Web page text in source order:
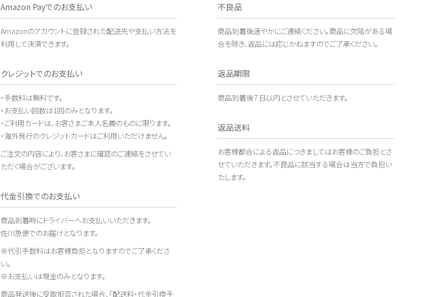
Amazon Payでのお支払い
Amazonのアカウントに登録された配送先や支払い方法を
利用して決済できます。
クレジットでのお支払い
・手数料は無料です。
・お支払い回数は1回のみとなります。
・ご利用カードは、お客さまご本人名義のものに限ります。
・海外発行のクレジットカードはご利用いただけません。
ご注文の内容により、お客さまに確認のご連絡をさせてい
ただく場合がございます。
代金引換でのお支払い
商品到着時にドライバーへお支払いいただきます。
佐川急便でのお届けとなります。
※代引手数料はお客様負担となりますのでご了承くださ
い。
※お支払いは現金のみとなります。
商品発送後に受取拒否された場合、「配送料・代金引換手
不良品
商品到着後速やかにご連絡ください。商品に欠陥がある場
合を除き、返品には応じかねますのでご了承ください。
返品期限
商品到着後７日以内とさせていただきます。
返品送料
お客様都合による返品につきましてはお客様のご負担とさ
せていただきます。不良品に該当する場合は当方で負担い
たします。